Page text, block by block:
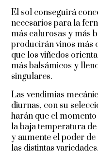
El sol conseguirá
necesarios para la
más calurosas y más
producirán vinos más
que los viñedos
más balsámicos y
singulares.
Las vendimias
diurnas, con su
harán que el
la baja temperatura
y aumente el poder
las distintas variedades.